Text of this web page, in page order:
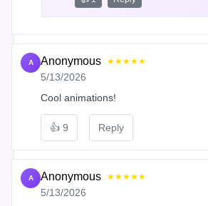
A Anonymous ★★★★★
5/13/2026
Cool animations!
👍 9 Reply
A Anonymous ★★★★★
5/13/2026